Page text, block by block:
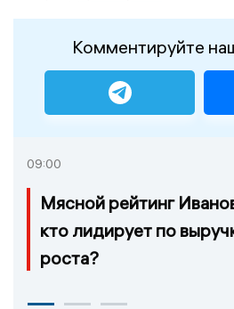
Комментируйте
09:00
Мясной рейтинг
кто лидирует по
роста?